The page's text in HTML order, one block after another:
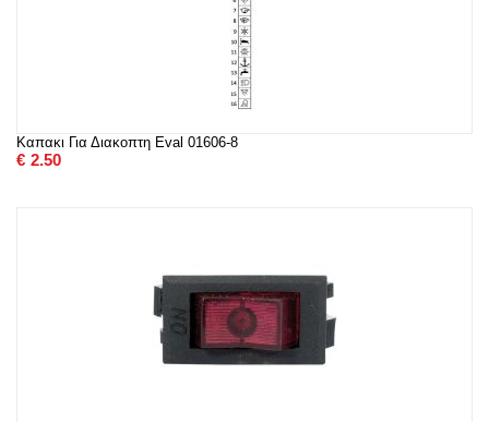
Καπακι Για Διακοπτη Eval 01606-8
€ 2.50